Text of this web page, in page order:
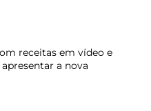
receitas em vídeo e
a nova